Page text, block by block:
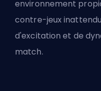
environnement
contre-jeux
d'excitation et de
match.